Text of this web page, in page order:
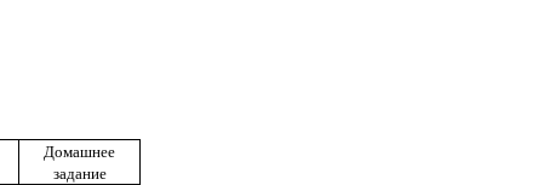
Домашнее
задание